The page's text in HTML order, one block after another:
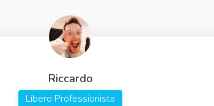
Riccardo
Libero Professionista